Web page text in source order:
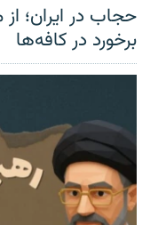
حجاب در ایران؛
برخورد در کافه‌ها